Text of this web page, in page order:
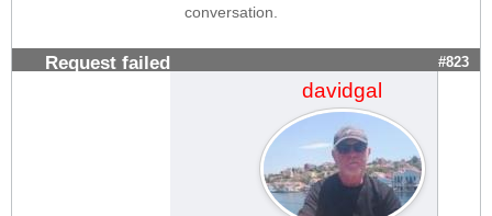
conversation.
Request failed #823
davidgal